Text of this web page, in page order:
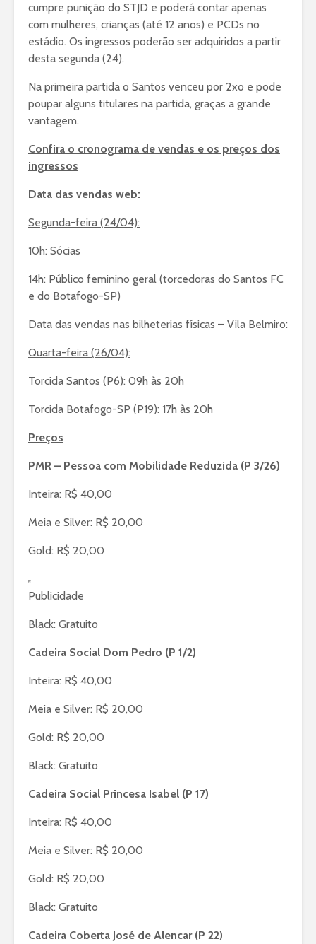
cumpre punição do STJD e poderá contar apenas
com mulheres, crianças (até 12 anos) e PCDs no
estádio. Os ingressos poderão ser adquiridos a partir
desta segunda (24).
Na primeira partida o Santos venceu por 2xo e pode
poupar alguns titulares na partida, graças a grande
vantagem.
Confira o cronograma de vendas e os preços dos
ingressos
Data das vendas web:
Segunda-feira (24/04):
10h: Sócias
14h: Público feminino geral (torcedoras do Santos FC
e do Botafogo-SP)
Data das vendas nas bilheterias físicas – Vila Belmiro:
Quarta-feira (26/04):
Torcida Santos (P6): 09h às 20h
Torcida Botafogo-SP (P19): 17h às 20h
Preços
PMR – Pessoa com Mobilidade Reduzida (P 3/26)
Inteira: R$ 40,00
Meia e Silver: R$ 20,00
Gold: R$ 20,00
Publicidade
Black: Gratuito
Cadeira Social Dom Pedro (P 1/2)
Inteira: R$ 40,00
Meia e Silver: R$ 20,00
Gold: R$ 20,00
Black: Gratuito
Cadeira Social Princesa Isabel (P 17)
Inteira: R$ 40,00
Meia e Silver: R$ 20,00
Gold: R$ 20,00
Black: Gratuito
Cadeira Coberta José de Alencar (P 22)